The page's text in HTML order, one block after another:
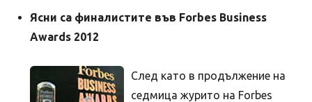
Ясни са финалистите във Forbes Business
Awards 2012
След като в продължение на
седмица журито на Forbes